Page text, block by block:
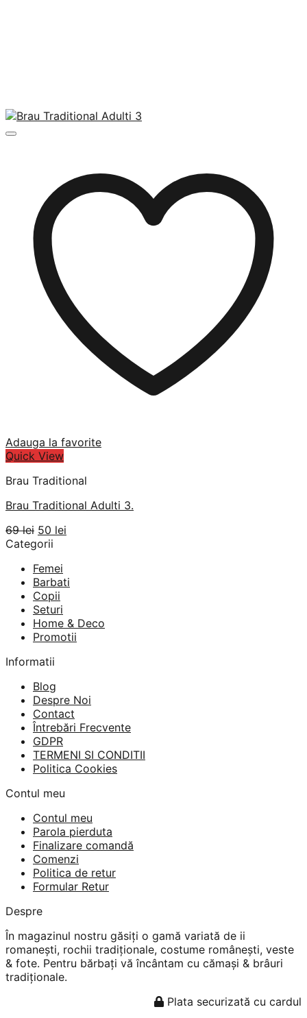
Adauga la favorite
Quick View
Brau Traditional
Brau Traditional Adulti 3.
69lei Prețul
inițial
fost:
69 lei.
50 lei
Categorii
Femei
Barbati
Copii
Seturi
Home & Deco
Promotii
Informatii
Blog
Despre Noi
Contact
Întrebări Frecvente
GDPR
TERMENI SI CONDITII
Politica Cookies
Contul meu
Contul meu
Parola pierduta
Finalizare comandă
Comenzi
Politica de retur
Formular Retur
Despre
În magazinul nostru găsiți o gamă variată de ii
romanești, rochii tradiționale, costume românești, veste
& fote. Pentru bărbați vă încântam cu cămași & brâuri
tradiționale.
Plata securizată cu cardul